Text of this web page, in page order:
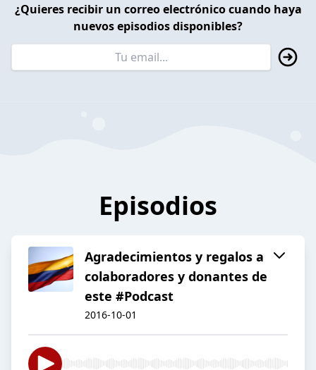
¿Quieres recibir un correo electrónico cuando haya
nuevos episodios disponibles?
Episodios
Agradecimientos y regalos a
colaboradores y donantes de
este #Podcast
2016-10-01